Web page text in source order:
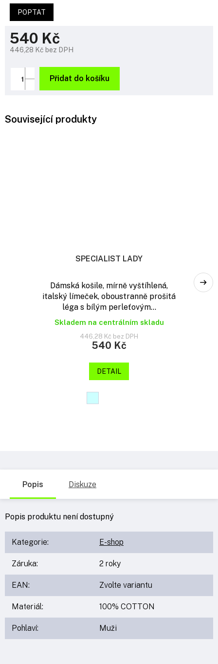
540 Kč
446,28 Kč bez DPH
cena:
Přidat do košíku
POPTAT
Související produkty
SPECIALIST LADY
Dámská košile, mírně vyštíhlená,
italský límeček, oboustranně prošitá
léga s bílým perleťovým...
Skladem na centrálním skladu
446,28 Kč bez DPH
540 Kč
DETAIL
Popis Diskuze
Popis produktu není dostupný
Kategorie: E-shop
Záruka: 2 roky
EAN: Zvolte variantu
Materiál: 100% COTTON
Pohlaví: Muži